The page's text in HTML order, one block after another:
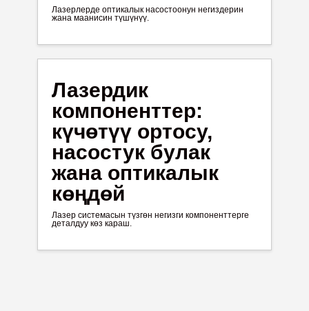
Лазерлерде оптикалык насостоонун негиздерин
жана маанисин түшүнүү.
Лазердик
компоненттер:
күчөтүү ортосу,
насостук булак
жана оптикалык
көңдөй
Лазер системасын түзгөн негизги компоненттерге
деталдуу көз караш.